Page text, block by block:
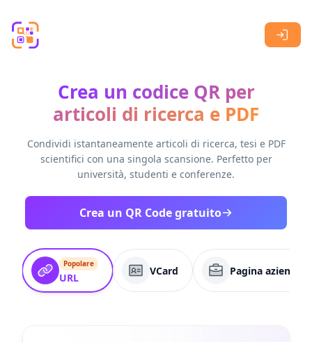
Crea un codice QR per
articoli di ricerca e PDF
Condividi istantaneamente articoli di ricerca, tesi e PDF
scientifici con una singola scansione. Perfetto per
università, studenti e conferenze.
Crea un QR Code gratuito
Popolare
URL
VCard Pagina aziendale